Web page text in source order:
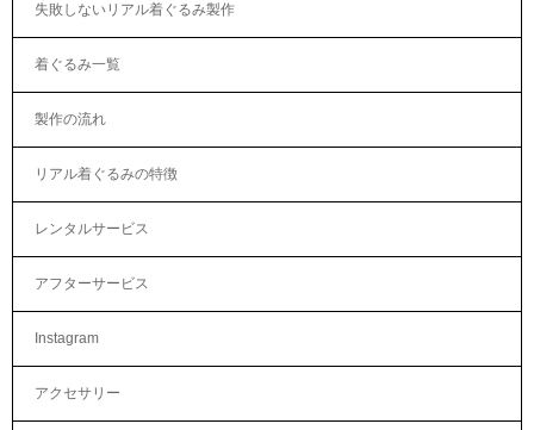
失敗しないリアル着ぐるみ製作
着ぐるみ一覧
製作の流れ
リアル着ぐるみの特徴
レンタルサービス
アフターサービス
Instagram
アクセサリー